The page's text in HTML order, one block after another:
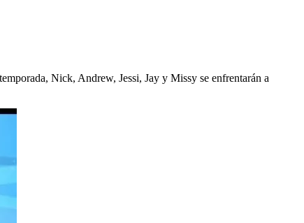
Nick, Andrew, Jessi, Jay y Missy se enfrentarán a